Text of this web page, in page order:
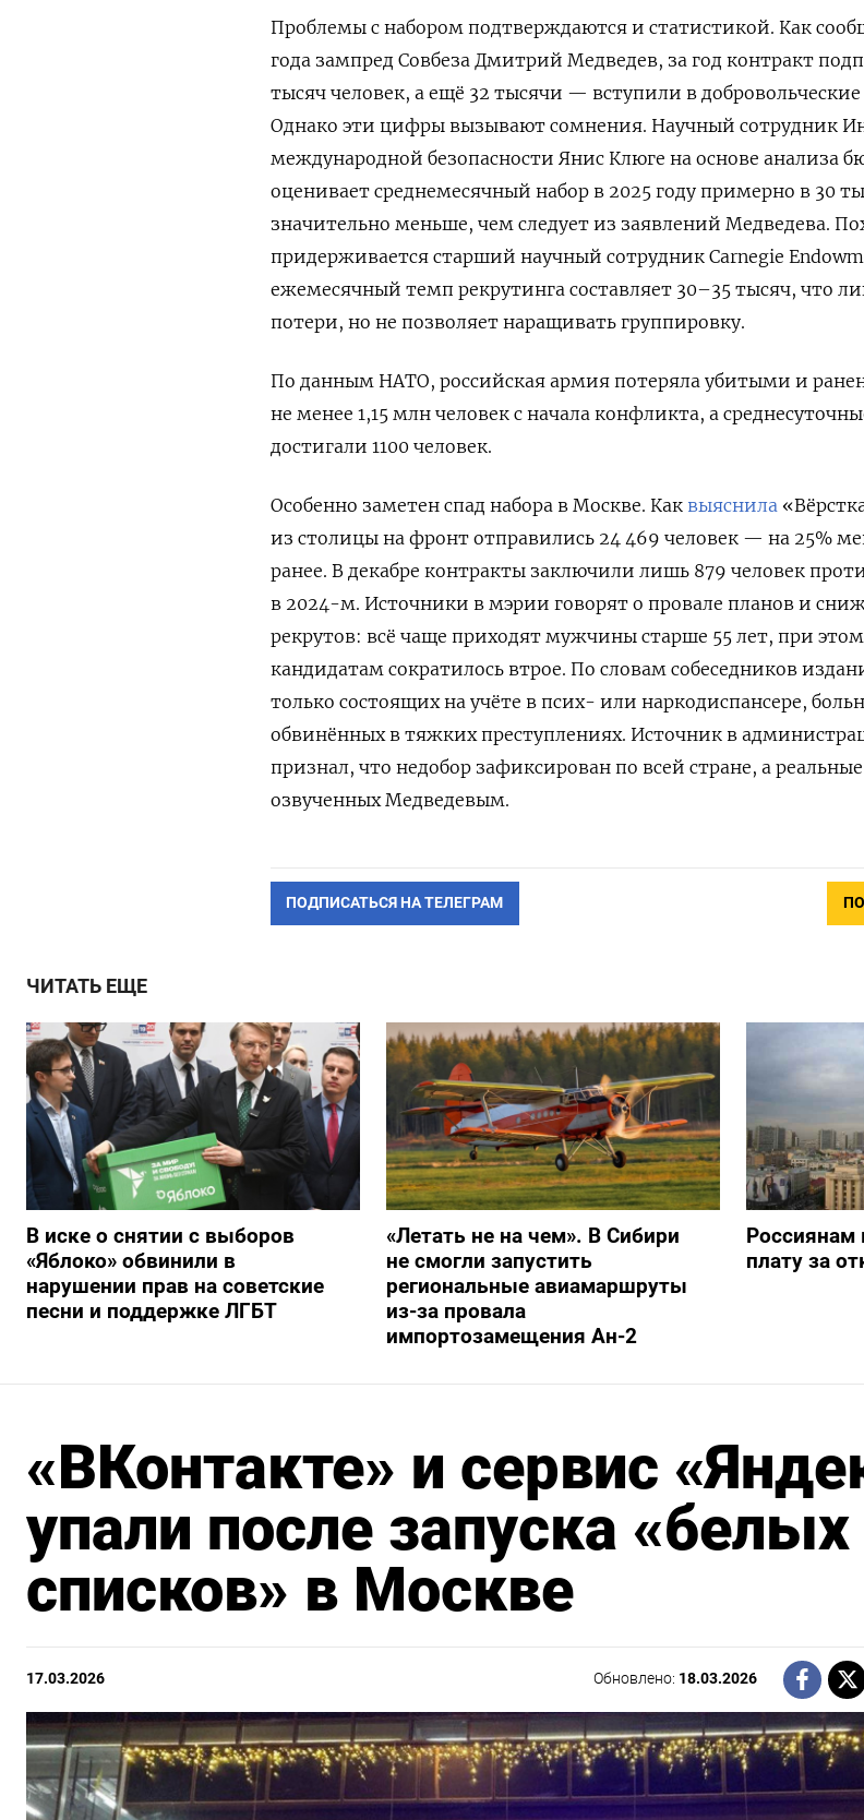
Проблемы с набором подтверждаются и статистикой. Как
года зампред Совбеза Дмитрий Медведев, за год контракт
тысяч человек, а ещё 32 тысячи — вступили в
Однако эти цифры вызывают сомнения. Научный сотрудник
международной безопасности Янис Клюге на основе анализа
оценивает среднемесячный набор в 2025 году примерно в 30
значительно меньше, чем следует из заявлений Медведева.
придерживается старший научный сотрудник Carnegie
ежемесячный темп рекрутинга составляет 30–35 тысяч, что
потери, но не позволяет наращивать группировку.
По данным НАТО, российская армия потеряла убитыми и
не менее 1,15 млн человек с начала конфликта, а
достигали 1100 человек.
Особенно заметен спад набора в Москве. Как выяснила
из столицы на фронт отправились 24 469 человек — на 25%
ранее. В декабре контракты заключили лишь 879 человек
в 2024-м. Источники в мэрии говорят о провале планов и
рекрутов: всё чаще приходят мужчины старше 55 лет, при
кандидатам сократилось втрое. По словам собеседников
только состоящих на учёте в псих- или наркодиспансере,
обвинённых в тяжких преступлениях. Источник в
признал, что недобор зафиксирован по всей стране, а
озвученных Медведевым.
ПОДПИСАТЬСЯ НА ТЕЛЕГРАМ
ЧИТАТЬ ЕЩЕ
В иске о снятии с выборов
«Яблоко» обвинили в
нарушении прав на советские
песни и поддержке ЛГБТ
«Летать не на чем». В Сибири
не смогли запустить
региональные авиамаршруты
из-за провала
импортозамещения Ан-2
Россиянам
плату за
«ВКонтакте» и сервис
упали после запуска «белых
списков» в Москве
17.03.2026 Обновлено: 18.03.2026